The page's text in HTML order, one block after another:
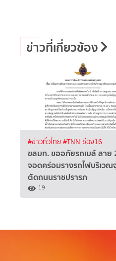
ข่าวที่เกี่ยวข้อง
#ข่าวทั่วไทย#TNN ช่อง16
ขสมก. ขออภัยรถเมล์ สาย
จอดคร่อมรางรถไฟบริเวณ
ตัดถนนราชปรารภ
19